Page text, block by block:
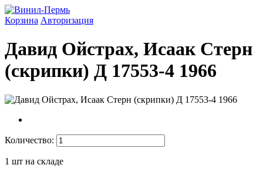
Корзина Авторизация
Давид Ойстрах, Исаак Стерн
(скрипки) Д 17553-4 1966
Количество:
1 шт на складе